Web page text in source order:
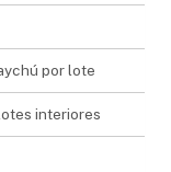
por lote
interiores